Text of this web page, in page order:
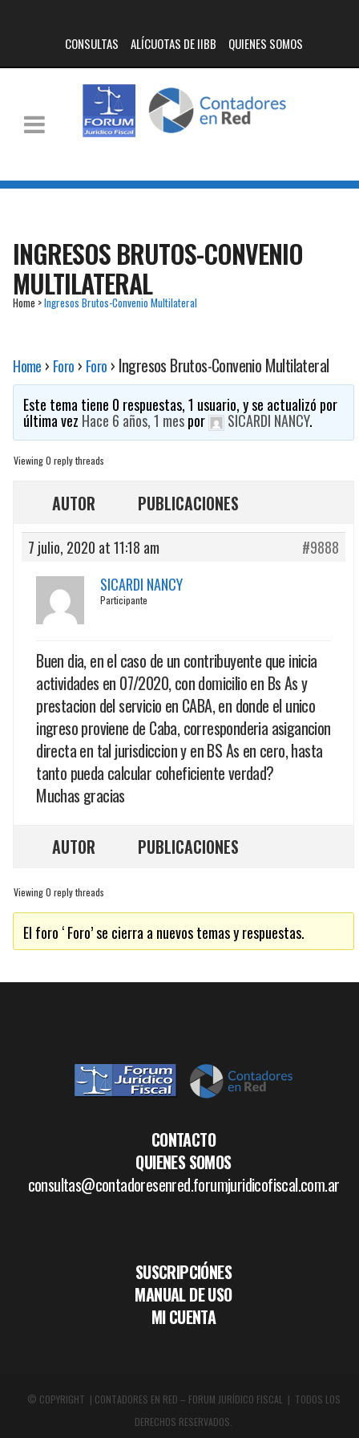
CONSULTAS ALÍCUOTAS DE IIBB QUIENES SOMOS
INGRESOS BRUTOS-CONVENIO
MULTILATERAL
Home >Ingresos Brutos-Convenio Multilateral
Home › Foro › Foro › Ingresos Brutos-Convenio Multilateral
Este tema tiene 0 respuestas, 1 usuario, y se actualizó por
última vez Hace 6 años, 1 mespor SICARDI NANCY.
Viewing 0 reply threads
AUTOR PUBLICACIONES
7 julio, 2020 at 11:18 am
#9888
SICARDI NANCY
Participante
Buen dia, en el caso de un contribuyente que inicia
actividades en 07/2020, con domicilio en Bs As y
prestacion del servicio en CABA, en donde el unico
ingreso proviene de Caba, corresponderia asigancion
directa en tal jurisdiccion y en BS As en cero, hasta
tanto pueda calcular coheficiente verdad?
Muchas gracias
AUTOR PUBLICACIONES
Viewing 0 reply threads
El foro ‘ Foro’ se cierra a nuevos temas y respuestas.
CONTACTO
QUIENES SOMOS
consultas@contadoresenred.forumjuridicofiscal.com.ar
SUSCRIPCIÓNES
MANUAL DE USO
MI CUENTA
© COPYRIGHT | CONTADORES EN RED – FORUM JURÍDICO FISCAL | TODOS LOS
DERECHOS RESERVADOS.